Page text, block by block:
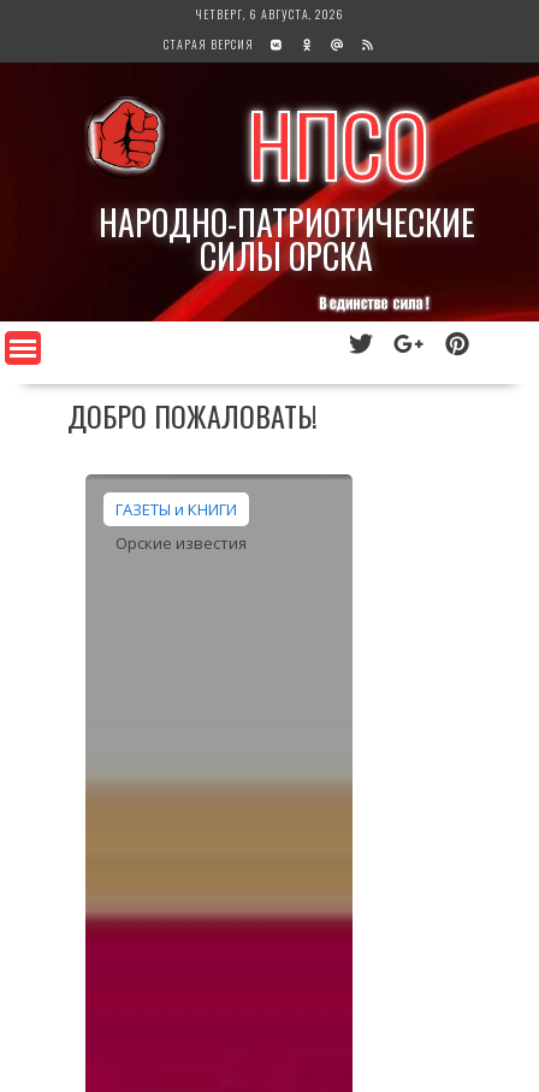
содержимому
ЧЕТВЕРГ, 6 АВГУСТА, 2026
СТАРАЯ ВЕРСИЯ
НПСО
НАРОДНО-ПАТРИОТИЧЕСКИЕ
СИЛЫ ОРСКА
ДОБРО ПОЖАЛОВАТЬ!
ГАЗЕТЫ и КНИГИ
Орские известия